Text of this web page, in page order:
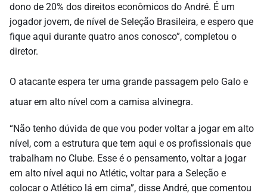
dono de 20% dos direitos econômicos do André. É um
jogador jovem, de nível de Seleção Brasileira, e espero que
fique aqui durante quatro anos conosco”, completou o
diretor.
O atacante espera ter uma grande passagem pelo Galo e
atuar em alto nível com a camisa alvinegra.
“Não tenho dúvida de que vou poder voltar a jogar em alto
nível, com a estrutura que tem aqui e os profissionais que
trabalham no Clube. Esse é o pensamento, voltar a jogar
em alto nível aqui no Atlétic, voltar para a Seleção e
colocar o Atlético lá em cima”, disse André, que comentou